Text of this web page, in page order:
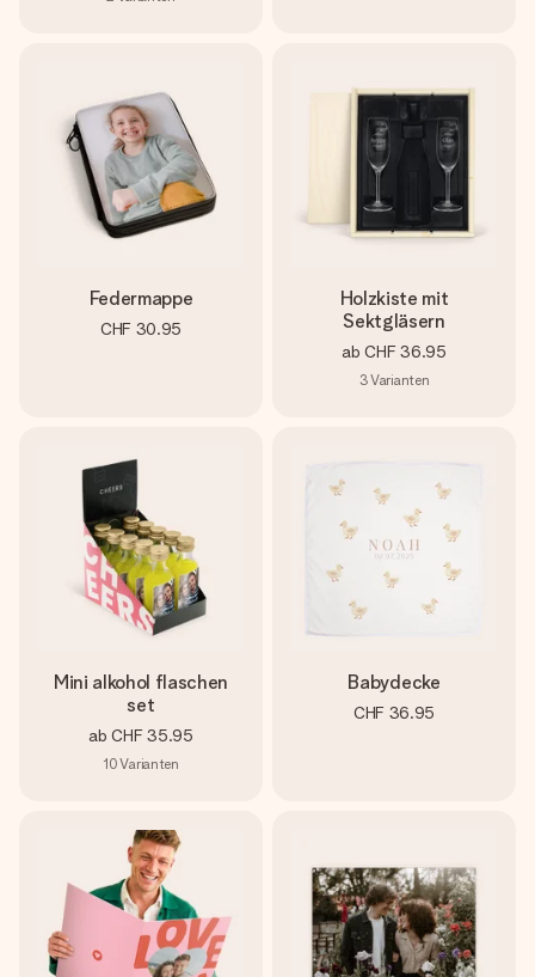
Federmappe
CHF 30.95
Holzkiste mit
Sektgläsern
ab CHF 36.95
3Varianten
Mini alkohol flaschen
set
ab CHF 35.95
10Varianten
Babydecke
CHF 36.95